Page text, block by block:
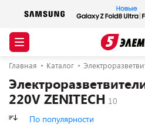
Главная Каталог
220V ZENITECH
По популярности